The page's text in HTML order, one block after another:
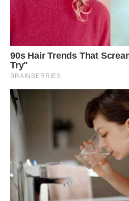
– Ліля, пішли вже! Нас чекають.
Але чекали насправді тільки Аллу.